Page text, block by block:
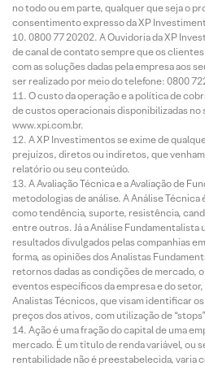
no todo ou em parte, qualquer que seja o
consentimento expresso da XP
0800 77 20202. A Ouvidoria da XP
de canal de contato sempre que os
com as soluções dadas pela empresa aos
ser realizado por meio do telefone: 0800
O custo da operação e a política de
de custos operacionais disponibilizadas no
www.xpi.com.br.
A XP Investimentos se exime de
prejuízos, diretos ou indiretos, que
relatório ou seu conteúdo.
A Avaliação Técnica e a Avaliação de
metodologias de análise. A Análise
como tendência, suporte, resistência,
entre outros. Já a Análise Fundamentalista
resultados divulgados pelas companhias
forma, as opiniões dos Analistas
retornos dadas as condições de mercado,
eventos específicos da empresa e do
Analistas Técnicos, que visam identificar
preços dos ativos, com utilização de
Ação é uma fração do capital de uma
mercado. É um título de renda variável, ou
rentabilidade não é preestabelecida, varia